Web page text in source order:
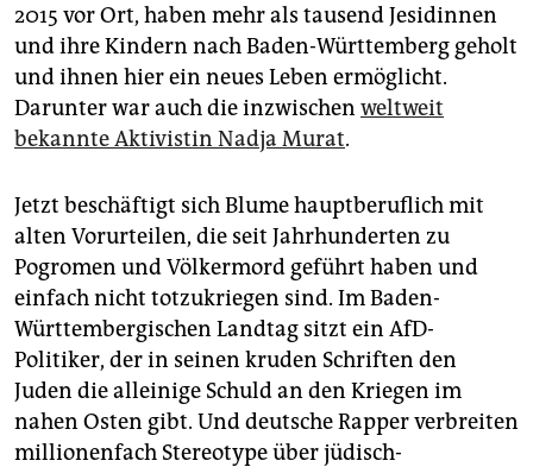
2015 vor Ort, haben mehr als tausend Jesidinnen
und ihre Kindern nach Baden-Württemberg geholt
und ihnen hier ein neues Leben ermöglicht.
Darunter war auch die inzwischen weltweit
bekannte Aktivistin Nadja Murat.
Jetzt beschäftigt sich Blume hauptberuflich mit
alten Vorurteilen, die seit Jahrhunderten zu
Pogromen und Völkermord geführt haben und
einfach nicht totzukriegen sind. Im Baden-
Württembergischen Landtag sitzt ein AfD-
Politiker, der in seinen kruden Schriften den
Juden die alleinige Schuld an den Kriegen im
nahen Osten gibt. Und deutsche Rapper verbreiten
millionenfach Stereotype über jüdisch-